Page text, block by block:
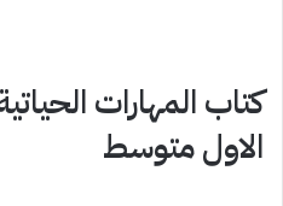
كتاب المهارات
الاول متوسط